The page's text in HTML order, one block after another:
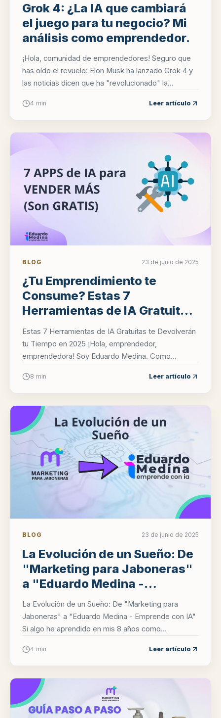
Grok 4: ¿La IA que cambiará
el juego para tu negocio? Mi
análisis como emprendedor.
¡Hola, comunidad de emprendedores! Seguro que
has oído el revuelo: Elon Musk ha lanzado Grok 4 y
las noticias dicen que ha "revolucionado" la
4 min Leer artículo
BLOG 23 de junio de 2025
¿Tu Emprendimiento te
Consume? Estas 7
Herramientas de IA Gratuitas
te Devolverán tu Tiempo en
2025
Estas 7 Herramientas de IA Gratuitas te Devolverán
tu Tiempo en 2025 ¡Hola, emprendedor,
emprendedora! Soy Eduardo Medina. Como
empe...
8 min Leer artículo
BLOG 23 de junio de 2025
La Evolución de un Sueño: De
"Marketing para Jaboneras"
a "Eduardo Medina -
Emprende con IA"
La Evolución de un Sueño: De "Marketing para
Jaboneras" a "Eduardo Medina - Emprende con IA"
Si algo he aprendido en mis 8 años como
4 min Leer artículo